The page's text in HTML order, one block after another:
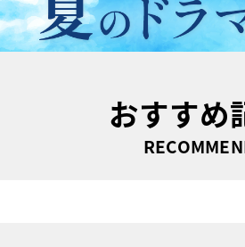
おすすめ